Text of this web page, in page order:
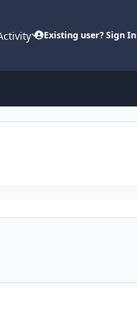
Existing user? Sign In